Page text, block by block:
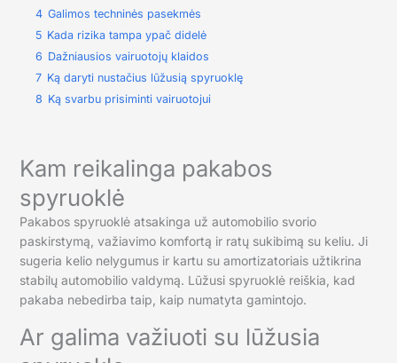
4 Galimos techninės pasekmės
5 Kada rizika tampa ypač didelė
6 Dažniausios vairuotojų klaidos
7 Ką daryti nustačius lūžusią spyruoklę
8 Ką svarbu prisiminti vairuotojui
Kam reikalinga pakabos
spyruoklė
Pakabos spyruoklė atsakinga už automobilio svorio
paskirstymą, važiavimo komfortą ir ratų sukibimą su keliu. Ji
sugeria kelio nelygumus ir kartu su amortizatoriais užtikrina
stabilų automobilio valdymą. Lūžusi spyruoklė reiškia, kad
pakaba nebedirba taip, kaip numatyta gamintojo.
Ar galima važiuoti su lūžusia